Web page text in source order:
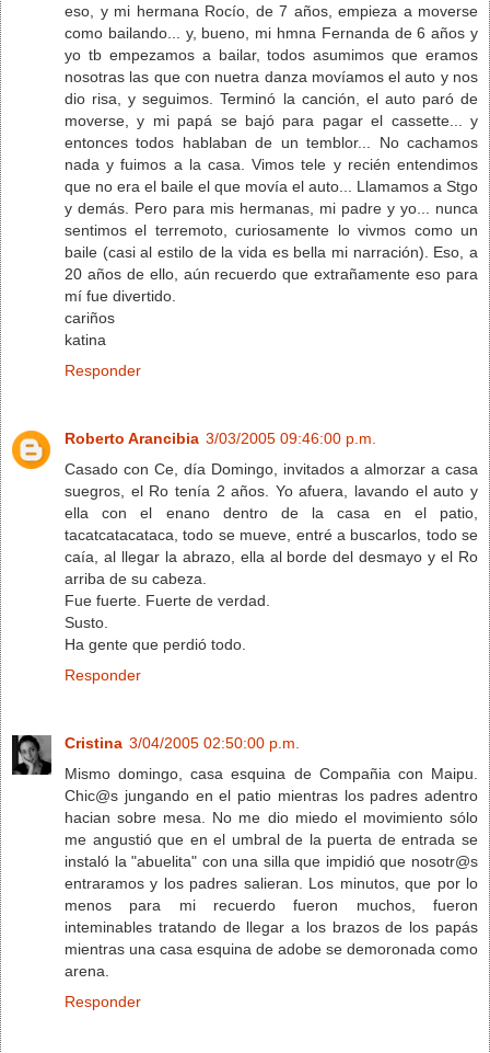
eso, y mi hermana Rocío, de 7 años, empieza a moverse
como bailando... y, bueno, mi hmna Fernanda de 6 años y
yo tb empezamos a bailar, todos asumimos que eramos
nosotras las que con nuetra danza movíamos el auto y nos
dio risa, y seguimos. Terminó la canción, el auto paró de
moverse, y mi papá se bajó para pagar el cassette... y
entonces todos hablaban de un temblor... No cachamos
nada y fuimos a la casa. Vimos tele y recién entendimos
que no era el baile el que movía el auto... Llamamos a Stgo
y demás. Pero para mis hermanas, mi padre y yo... nunca
sentimos el terremoto, curiosamente lo vivmos como un
baile (casi al estilo de la vida es bella mi narración). Eso, a
20 años de ello, aún recuerdo que extrañamente eso para
mí fue divertido.
cariños
katina
Responder
Roberto Arancibia 3/03/2005 09:46:00 p.m.
Casado con Ce, día Domingo, invitados a almorzar a casa
suegros, el Ro tenía 2 años. Yo afuera, lavando el auto y
ella con el enano dentro de la casa en el patio,
tacatcatacataca, todo se mueve, entré a buscarlos, todo se
caía, al llegar la abrazo, ella al borde del desmayo y el Ro
arriba de su cabeza.
Fue fuerte. Fuerte de verdad.
Susto.
Ha gente que perdió todo.
Responder
Cristina 3/04/2005 02:50:00 p.m.
Mismo domingo, casa esquina de Compañia con Maipu.
Chic@s jungando en el patio mientras los padres adentro
hacian sobre mesa. No me dio miedo el movimiento sólo
me angustió que en el umbral de la puerta de entrada se
instaló la "abuelita" con una silla que impidió que nosotr@s
entraramos y los padres salieran. Los minutos, que por lo
menos para mi recuerdo fueron muchos, fueron
inteminables tratando de llegar a los brazos de los papás
mientras una casa esquina de adobe se demoronada como
arena.
Responder